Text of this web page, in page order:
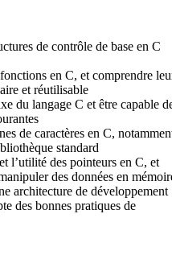
de contrôle de base en C
en C, et comprendre
et réutilisable
du langage C et être capable
de caractères en C,
standard
l’utilité des pointeurs en C, et
des données en
architecture de développement
des bonnes pratiques de